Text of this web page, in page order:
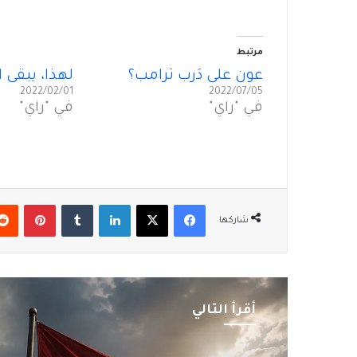
مرتبط
عون على دَرب ترامب؟
2022/07/05
في "رأي"
لهذا،
2022/02/01
في "رأي"
شاركها
فيسبوك‫X لينكدإن
أقرأ التالي